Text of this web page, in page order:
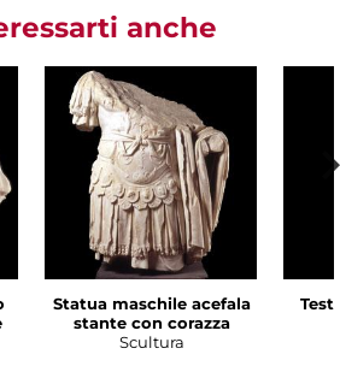
anche
Statua maschile acefala
stante con corazza
Scultura